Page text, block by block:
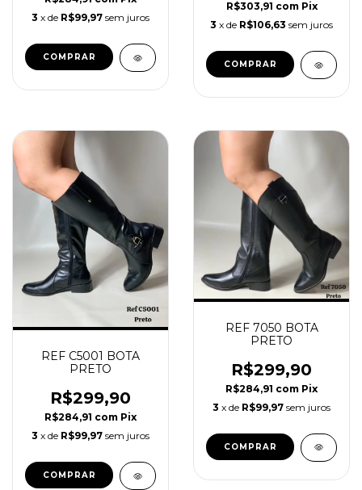
3 x de R$99,97 sem juros
COMPRAR
R$303,91 com Pix
3 x de R$106,63 sem juros
COMPRAR
REF C5001 BOTA
PRETO
R$299,90
R$284,91 com Pix
3 x de R$99,97 sem juros
COMPRAR
REF 7050 BOTA
PRETO
R$299,90
R$284,91 com Pix
3 x de R$99,97 sem juros
COMPRAR